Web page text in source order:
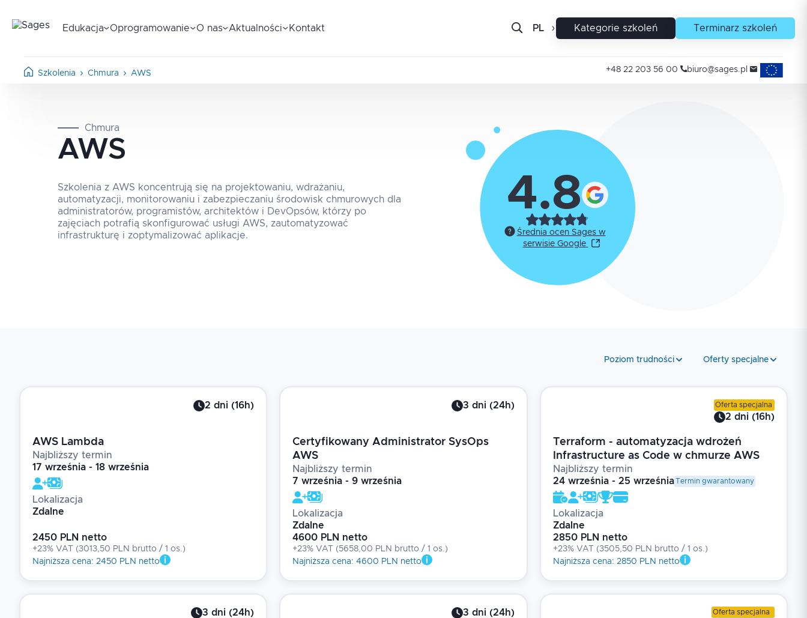
Edukacja Oprogramowanie O nas Aktualności Kontakt PL EN Kategorie szkoleń Terminarz szkoleń
Szkolenia Chmura AWS +48 22 203 56 00 biuro@sages.pl Projekty
Chmura
AWS
Szkolenia z AWS koncentrują się na projektowaniu, wdrażaniu,
automatyzacji, monitorowaniu i zabezpieczaniu środowisk chmurowych dla
administratorów, programistów, architektów i DevOpsów, którzy po
zajęciach potrafią skonfigurować usługi AWS, zautomatyzować
infrastrukturę i zoptymalizować aplikacje.
4.8
Średnia ocen Sages w
serwisie Google
Poziom trudności Oferty specjalne
2 dni (16h)
AWS Lambda
Najbliższy termin
17 września - 18 września
Lokalizacja
Zdalne
2450 PLN netto
+23% VAT (3013,50 PLN brutto / 1 os.)
Najniższa cena: 2450 PLN netto
3 dni (24h)
Certyfikowany Administrator SysOps
AWS
Najbliższy termin
7 września - 9 września
Lokalizacja
Zdalne
4600 PLN netto
+23% VAT (5658,00 PLN brutto / 1 os.)
Najniższa cena:4600 PLN netto
Oferta specjalna
2 dni (16h)
Terraform - automatyzacja wdrożeń
Infrastructure as Code w chmurze AWS
Najbliższy termin
24 września - 25 wrześniaTermin gwarantowany
Lokalizacja
Zdalne
2850 PLN netto
+23% VAT (3505,50 PLN brutto / 1 os.)
Najniższa cena: 2850 PLN netto
3 dni (24h) 3 dni (24h) Oferta specjalna